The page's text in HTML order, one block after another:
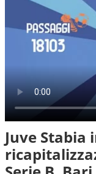
Juve Stabia